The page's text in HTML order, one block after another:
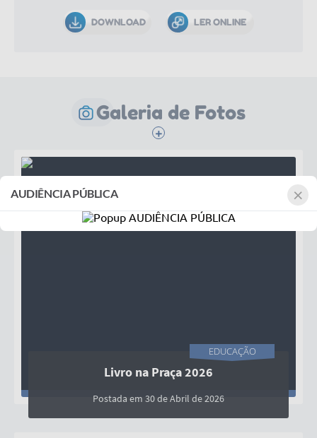
DOWNLOAD LER ONLINE
Galeria de Fotos
Livro na Praça 2026
Postada em 30 de Abril de 2026
EDUCAÇÃO
×
AUDIÊNCIA PÚBLICA